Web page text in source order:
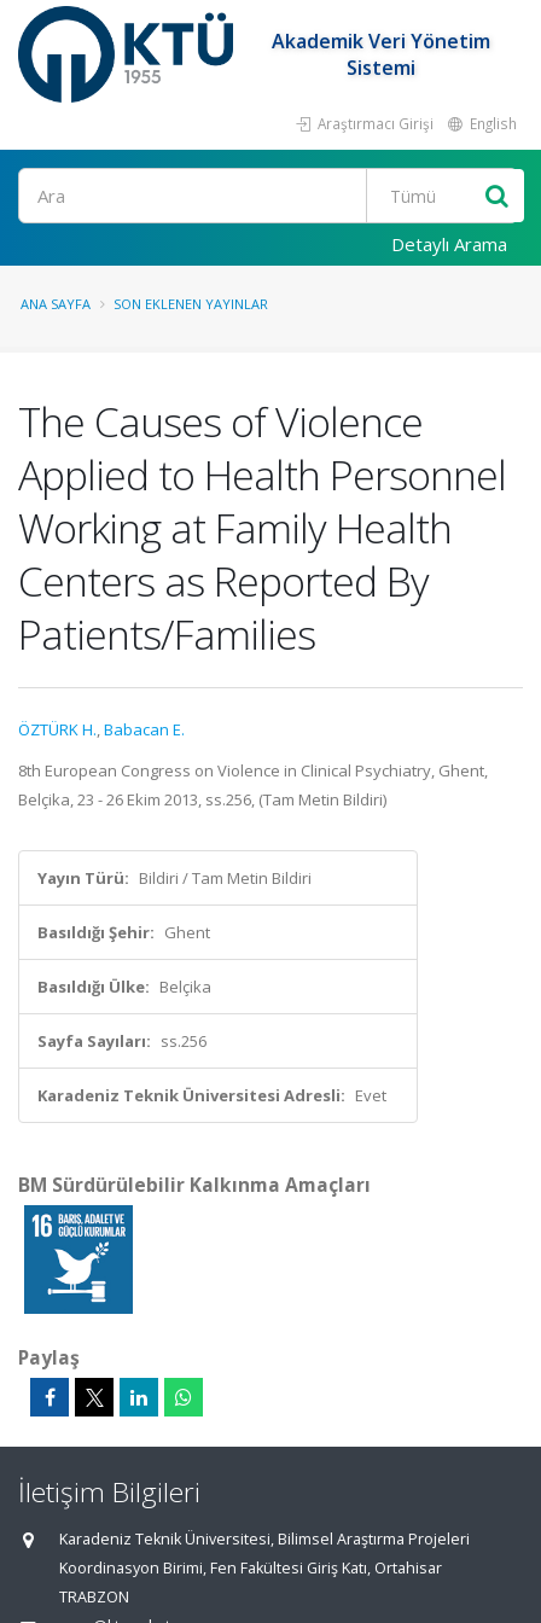
Akademik Veri Yönetim
Sistemi
Araştırmacı Girişi English
Ara
Detaylı Arama
ANA SAYFA SON EKLENEN YAYINLAR
The Causes of Violence
Applied to Health Personnel
Working at Family Health
Centers as Reported By
Patients/Families
ÖZTÜRK H.,Babacan E.
8th European Congress on Violence in Clinical Psychiatry, Ghent,
Belçika, 23 - 26 Ekim 2013, ss.256, (Tam Metin Bildiri)
Yayın Türü: Bildiri / Tam Metin Bildiri
Basıldığı Şehir: Ghent
Basıldığı Ülke: Belçika
Sayfa Sayıları: ss.256
Karadeniz Teknik Üniversitesi Adresli: Evet
BM Sürdürülebilir Kalkınma Amaçları
Paylaş
İletişim Bilgileri
Karadeniz Teknik Üniversitesi, Bilimsel Araştırma Projeleri
Koordinasyon Birimi, Fen Fakültesi Giriş Katı, Ortahisar
TRABZON